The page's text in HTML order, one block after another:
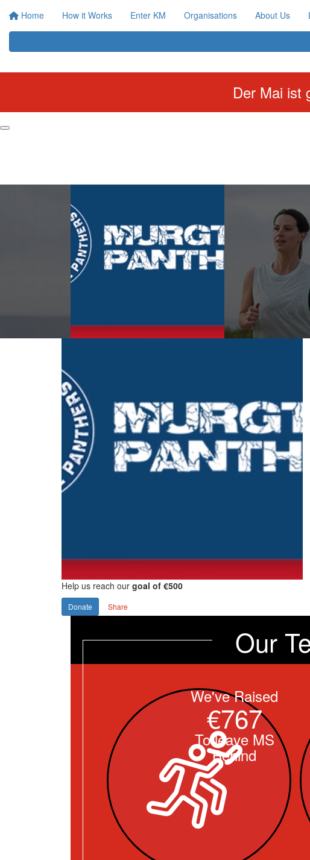
Home How it Works Enter KM Organisations About Us
Der Mai ist
Help us reach our goal of €500
Donate Share
Our
We've Raised
€767
To leave MS
Behind